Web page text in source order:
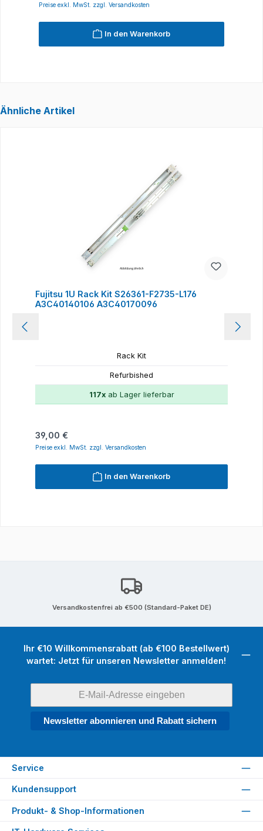
Preise exkl. MwSt. zzgl. Versandkosten
In den Warenkorb
Ähnliche Artikel
Fujitsu 1U Rack Kit S26361-F2735-L176
A3C40140106 A3C40170096
Rack Kit
Refurbished
117xab Lager lieferbar
Regulärer Preis:
39,00 €
Preise exkl. MwSt. zzgl. Versandkosten
In den Warenkorb
Versandkostenfrei ab €500 (Standard-Paket DE)
Ihr €10 Willkommensrabatt (ab €100 Bestellwert)
wartet: Jetzt für unseren Newsletter anmelden!
Newsletter abonnieren und Rabatt sichern
Service
Kundensupport
Produkt- & Shop-Informationen